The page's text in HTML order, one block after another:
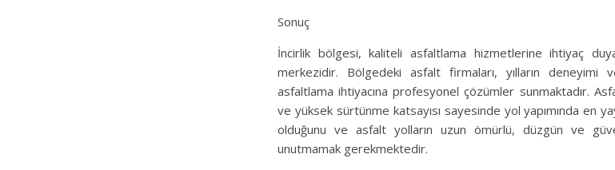
Sonuç
İncirlik bölgesi, kaliteli asfaltlama hizmetlerine ihtiyaç
merkezidir. Bölgedeki asfalt firmaları, yılların
asfaltlama ihtiyacına profesyonel çözümler sunmaktadır.
ve yüksek sürtünme katsayısı sayesinde yol yapımında en
olduğunu ve asfalt yolların uzun ömürlü, düzgün ve
unutmamak gerekmektedir.